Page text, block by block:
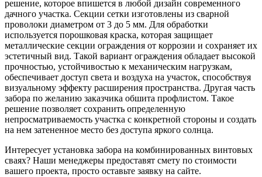
решение, которое впишется в любой дизайн современного
дачного участка. Секции сетки изготовлены из сварной
проволоки диаметром от 3 до 5 мм. Для обработки
используется порошковая краска, которая защищает
металлические секции ограждения от коррозии и сохраняет их
эстетичный вид. Такой вариант ограждения обладает высокой
прочностью, устойчивостью к механическим нагрузкам,
обеспечивает доступ света и воздуха на участок, способствуя
визуальному эффекту расширения пространства. Другая часть
забора по желанию заказчика обшита профлистом. Такое
решение позволяет сохранить определенную
непросматриваемость участка с конкретной стороны и создать
на нем затененное место без доступа яркого солнца.
Интересует установка забора на комбинированных винтовых
сваях? Наши менеджеры предоставят смету по стоимости
вашего проекта, просто оставьте заявку на сайте.